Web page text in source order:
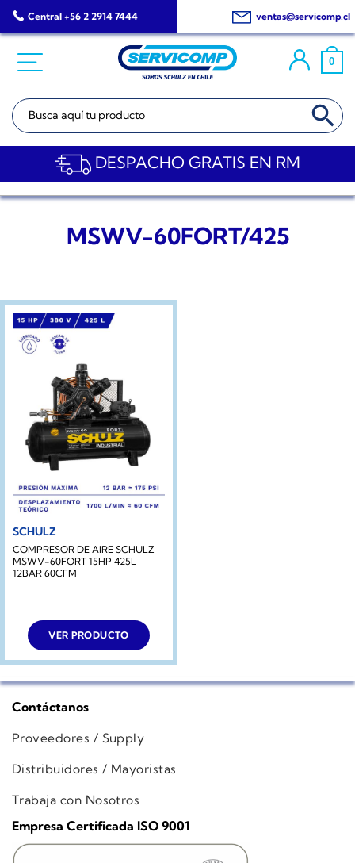
Saltar
al
Central +56 2 2914 7444 ventas@servicomp.cl
0
Buscar: BOTÓN DE
DESPACHO GRATIS EN RM
MSWV-60FORT/425
SCHULZ
COMPRESOR DE AIRE SCHULZ
MSWV-60FORT 15HP 425L
12BAR 60CFM
VER PRODUCTO
Contáctanos
Proveedores / Supply
Distribuidores / Mayoristas
Trabaja con Nosotros
Empresa Certificada ISO 9001